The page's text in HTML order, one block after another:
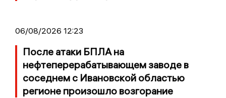
06/08/2026 12:23
После атаки БПЛА на
нефтеперерабатывающем заводе в
соседнем с Ивановской областью
регионе произошло возгорание